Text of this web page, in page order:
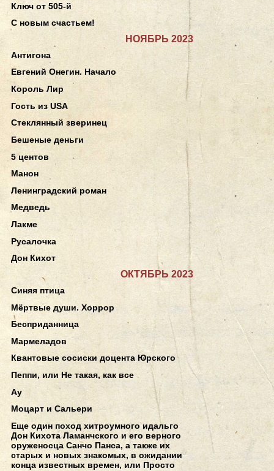
Ключ от 505-й
С новым счастьем!
НОЯБРЬ 2023
Антигона
Евгений Онегин. Начало
Король Лир
Гость из USA
Стеклянный зверинец
Бешеные деньги
5 центов
Манон
Ленинградский роман
Медведь
Лакме
Русалочка
Дон Кихот
ОКТЯБРЬ 2023
Синяя птица
Мёртвые души. Хоррор
Бесприданница
Мармеладов
Квантовые сосиски доцента Юрского
Пеппи, или Не такая, как все
Ау
Моцарт и Сальери
Еще один поход хитроумного идальго
Дон Кихота Ламанчского и его верного
оруженосца Санчо Панса, а также их
старых и новых знакомых, в ожидании
конца известных времен, или Просто